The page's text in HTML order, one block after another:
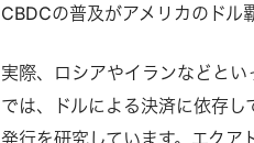
CBDCの普及がアメリカのドル
実際、ロシアやイランなどと
では、ドルによる決済に依存
発行を研究しています。エク